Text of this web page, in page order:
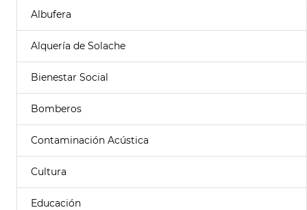
Albufera
Alquería de Solache
Bienestar Social
Bomberos
Contaminación Acústica
Cultura
Educación